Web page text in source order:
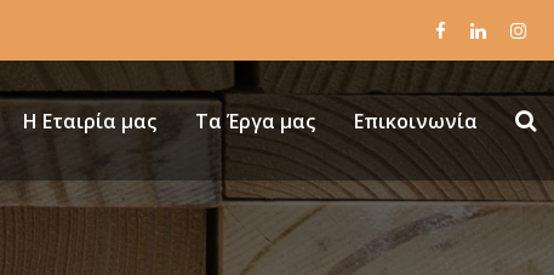
Η Εταιρία μας Τα Έργα μας Επικοινωνία